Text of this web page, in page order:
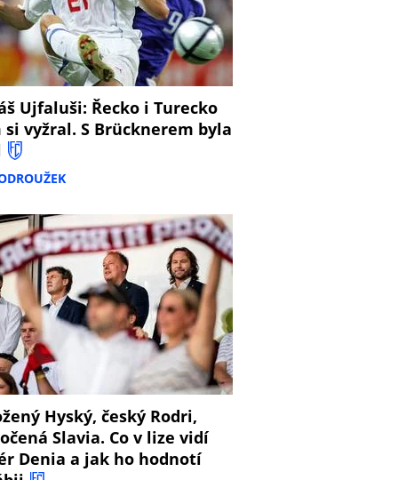
Ujfaluši: Řecko i Turecko
si vyžral. S Brücknerem byla
Hyský, český Rodri,
Slavia. Co v lize vidí
Denia a jak ho hodnotí